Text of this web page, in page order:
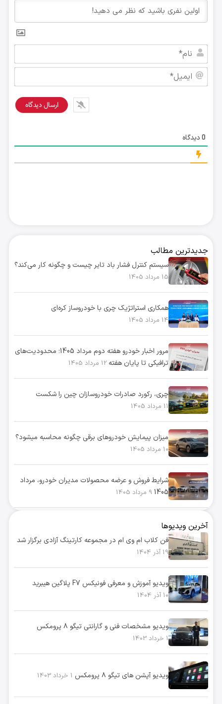
0دیدگاه
جدیدترین مطالب
سیستم کنترل فشار باد تایر چیست و چگونه کار می‌کند؟
15 مرداد 1405
همکاری استراتژیک چری با خودروساز کره‌ای
14 مرداد 1405
مرور اخبار خودرو هفته دوم مرداد 1405؛ محدودیت‌های
ترافیکی تا پایان هفته 12 مرداد 1405
چری، رکورد صادرات خودروسازان چین را شکست
11 مرداد 1405
میزان پیمایش خودروهای برقی چگونه محاسبه میشود؟
10 مرداد 1405
شرایط فروش و عرضه محصولات مدیران خودرو، مرداد
1405 9 مرداد 1405
آخرین ویدیوها
فن کلاب ام وی ام در مجموعه کارتینگ آزادی برگزار شد
19 آذر 1404
ویدیو آموزش و معرفی فونیکس F7 پلاگین هیبرید
10 آذر 1404
ویدیو مشخصات فنی و گارانتی تیگو ۸ پرومکس
1 خرداد 1403
ویدیو آپشن های تیگو ۸ پرومکس 1 خرداد 1403